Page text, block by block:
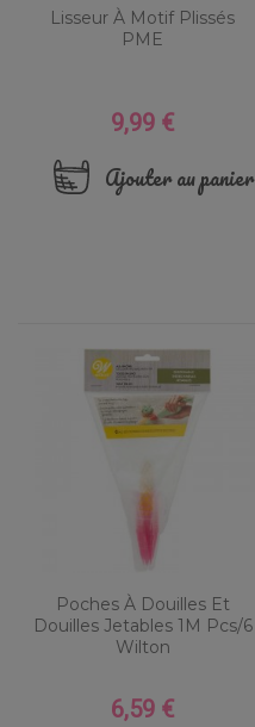
Lisseur À Motif Plissés
PME
Prix
9,99 €
Ajouter au panier
Poches À Douilles Et
Douilles Jetables 1M Pcs/6
Wilton
Prix
6,59 €